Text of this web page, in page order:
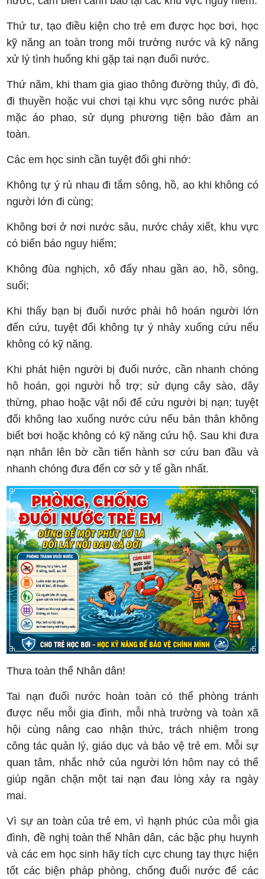
Thứ tư, tạo điều kiện cho trẻ em được học bơi, học
kỹ năng an toàn trong môi trường nước và kỹ năng
xử lý tình huống khi gặp tai nạn đuối nước.
Thứ năm, khi tham gia giao thông đường thủy, đi đò,
đi thuyền hoặc vui chơi tại khu vực sông nước phải
mặc áo phao, sử dụng phương tiện bảo đảm an
toàn.
Các em học sinh cần tuyệt đối ghi nhớ:
Không tự ý rủ nhau đi tắm sông, hồ, ao khi không có
người lớn đi cùng;
Không bơi ở nơi nước sâu, nước chảy xiết, khu vực
có biển báo nguy hiểm;
Không đùa nghịch, xô đẩy nhau gần ao, hồ, sông,
suối;
Khi thấy bạn bị đuối nước phải hô hoán người lớn
đến cứu, tuyệt đối không tự ý nhảy xuống cứu nếu
không có kỹ năng.
Khi phát hiện người bị đuối nước, cần nhanh chóng
hô hoán, gọi người hỗ trợ; sử dụng cây sào, dây
thừng, phao hoặc vật nổi để cứu người bị nạn; tuyệt
đối không lao xuống nước cứu nếu bản thân không
biết bơi hoặc không có kỹ năng cứu hộ. Sau khi đưa
nạn nhân lên bờ cần tiến hành sơ cứu ban đầu và
nhanh chóng đưa đến cơ sở y tế gần nhất.
Thưa toàn thể Nhân dân!
Tai nạn đuối nước hoàn toàn có thể phòng tránh
được nếu mỗi gia đình, mỗi nhà trường và toàn xã
hội cùng nâng cao nhận thức, trách nhiệm trong
công tác quản lý, giáo dục và bảo vệ trẻ em. Mỗi sự
quan tâm, nhắc nhở của người lớn hôm nay có thể
giúp ngăn chặn một tai nạn đau lòng xảy ra ngày
mai.
Vì sự an toàn của trẻ em, vì hạnh phúc của mỗi gia
đình, đề nghị toàn thể Nhân dân, các bậc phụ huynh
và các em học sinh hãy tích cực chung tay thực hiện
tốt các biện pháp phòng, chống đuối nước để các